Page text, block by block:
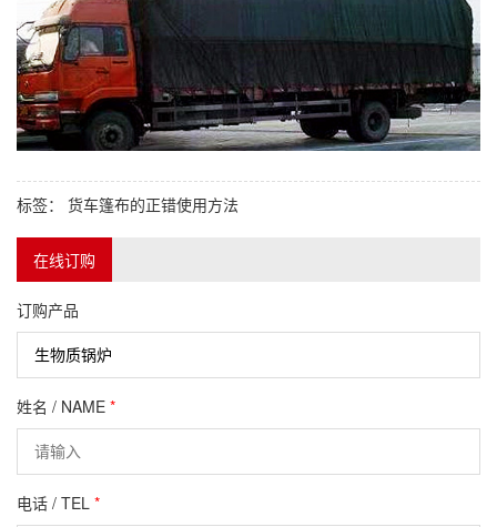
标签： 货车篷布的正错使用方法
在线订购
订购产品
姓名 / NAME *
电话 / TEL *